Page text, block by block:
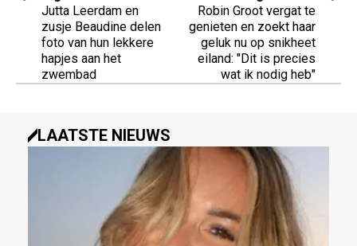
Jutta Leerdam en
zusje Beaudine delen
foto van hun lekkere
hapjes aan het
zwembad
Robin Groot vergat te
genieten en zoekt haar
geluk nu op snikheet
eiland: "Dit is precies
wat ik nodig heb"
LAATSTE NIEUWS